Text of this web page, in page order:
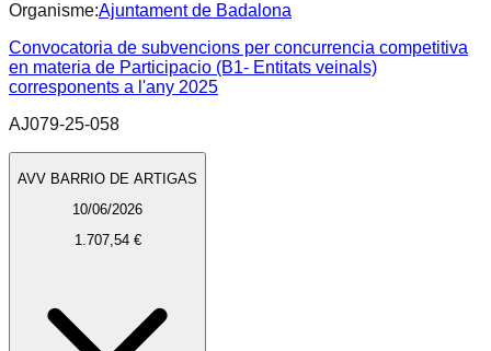
Organisme:Ajuntament de Badalona
Convocatoria de subvencions per concurrencia competitiva
en materia de Participacio (B1- Entitats veinals)
corresponents a l'any 2025
AJ079-25-058
AVV BARRIO DE ARTIGAS
10/06/2026
1.707,54 €